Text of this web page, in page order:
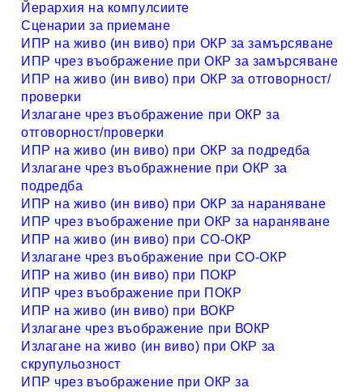
Йерархия на компулсиите
Сценарии за приемане
ИПР на живо (ин виво) при ОКР за замърсяване
ИПР чрез въображение при ОКР за замърсяване
ИПР на живо (ин виво) при ОКР за отговорност/
проверки
Излагане чрез въображение при ОКР за
отговорност/проверки
ИПР на живо (ин виво) при ОКР за подредба
Излагане чрез въображнение при ОКР за
подредба
ИПР на живо (ин виво) при ОКР за нараняване
ИПР чрез въображение при ОКР за нараняване
ИПР на живо (ин виво) при СО-ОКР
Излагане чрез въображение при СО-ОКР
ИПР на живо (ин виво) при ПОКР
ИПР чрез въображение при ПОКР
ИПР на живо (ин виво) при ВОКР
Излагане чрез въображение при ВОКР
Излагане на живо (ин виво) при ОКР за
скрупульозност
ИПР чрез въображение при ОКР за